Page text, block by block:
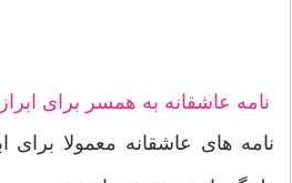
نامه عاشقانه به همسر برای
نامه های عاشقانه معمولا برای